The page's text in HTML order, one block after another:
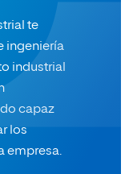
te
ingeniería
industrial
capaz
los
empresa.